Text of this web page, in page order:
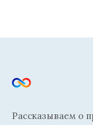
Рассказываем о